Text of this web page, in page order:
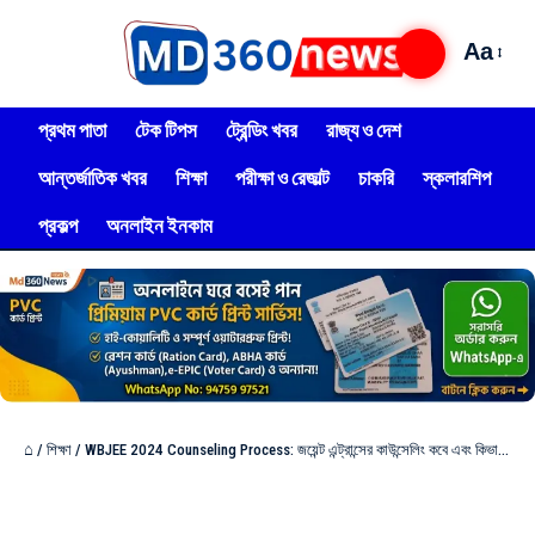
Aa
প্রথম পাতা টেক টিপস ট্রেন্ডিং খবর
রাজ্য ও দেশ
আন্তর্জাতিক খবর
শিক্ষা পরীক্ষা ও রেজাল্ট চাকরি
স্কলারশিপ
প্রকল্প
অনলাইন ইনকাম
⌂ / শিক্ষা / WBJEE 2024 Counseling Process: জয়েন্ট এন্ট্রান্সের কাউন্সেলিং কবে এবং কিভাবে? বেড়েছে কলেজের সংখ্যা!দেখুন বিস্তারিত?